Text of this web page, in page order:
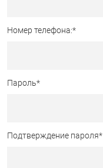
Номер телефона:*
Пароль*
Подтверждение пароля*